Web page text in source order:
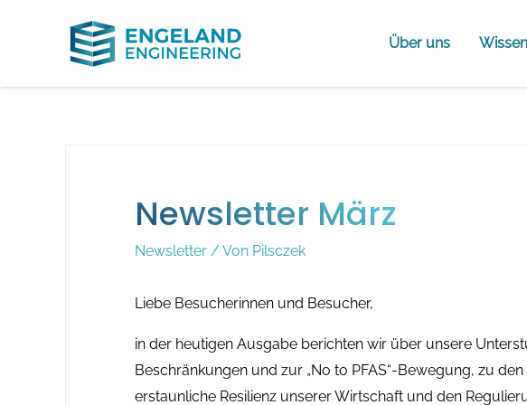
Über uns
Newsletter März
Newsletter/ Von Pilsczek
Liebe Besucherinnen und Besucher,
in der heutigen Ausgabe berichten wir über unsere
Beschränkungen und zur „No to PFAS“-Bewegung, zu
erstaunliche Resilienz unserer Wirtschaft und den